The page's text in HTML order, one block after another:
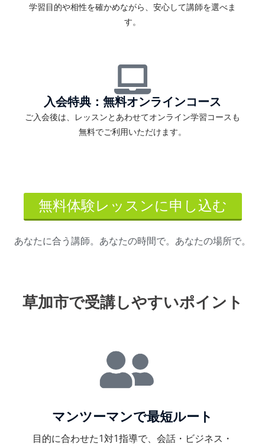
学習目的や相性を確かめながら、安心して講師を選べま
す。
入会特典：無料オンラインコース
ご入会後は、レッスンとあわせてオンライン学習コースも
無料でご利用いただけます。
無料体験レッスンに申し込む
あなたに合う講師。あなたの時間で。あなたの場所で。
草加市で受講しやすいポイント
マンツーマンで最短ルート
目的に合わせた1対1指導で、会話・ビジネス・